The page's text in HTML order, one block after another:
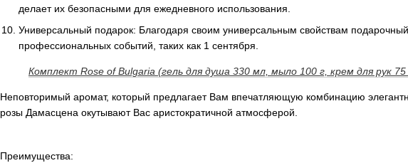
делает их безопасными для ежедневного использования.
Универсальный подарок: Благодаря своим универсальным свойствам
профессиональных событий, таких как 1 сентября.
Комплект Rose of Bulgaria (гель для душа 330 мл, мыло 100 г, крем для рук
Неповторимый аромат, который предлагает Вам впечатляющую комбинацию
розы Дамасцена окутывают Вас аристократичной атмосферой.
Преимущества: